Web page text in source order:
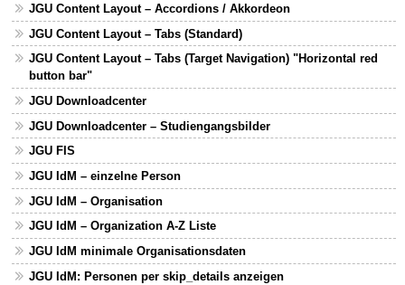
JGU Content Layout – Accordions / Akkordeon
JGU Content Layout – Tabs (Standard)
JGU Content Layout – Tabs (Target Navigation) "Horizontal red
button bar"
JGU Downloadcenter
JGU Downloadcenter – Studiengangsbilder
JGU FIS
JGU IdM – einzelne Person
JGU IdM – Organisation
JGU IdM – Organization A-Z Liste
JGU IdM minimale Organisationsdaten
JGU IdM: Personen per skip_details anzeigen